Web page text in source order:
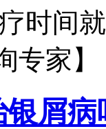
疗时间
专家】
屑病